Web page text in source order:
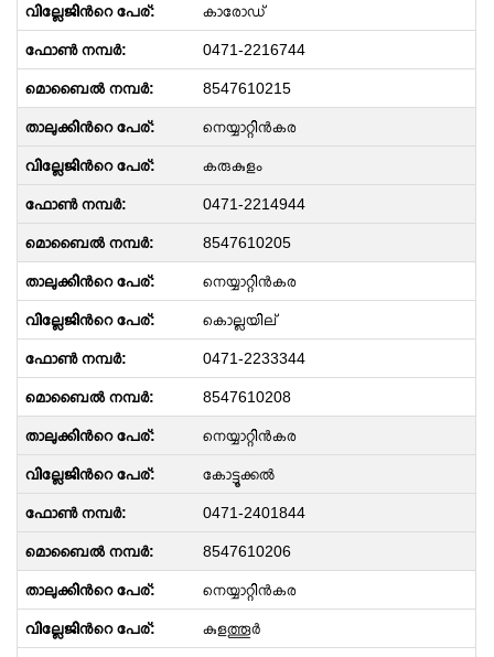
കാരോഡ്
0471-2216744
8547610215
നെയ്യാറ്റിന്‍കര
കരുകുളം
0471-2214944
8547610205
നെയ്യാറ്റിന്‍കര
കൊല്ലയില്
0471-2233344
8547610208
നെയ്യാറ്റിന്‍കര
കോട്ടൂക്കൽ
0471-2401844
8547610206
നെയ്യാറ്റിന്‍കര
കുളത്തൂർ